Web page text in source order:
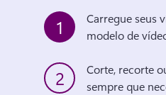
1
Carregue seus
modelo de
2
Corte, recorte
sempre que